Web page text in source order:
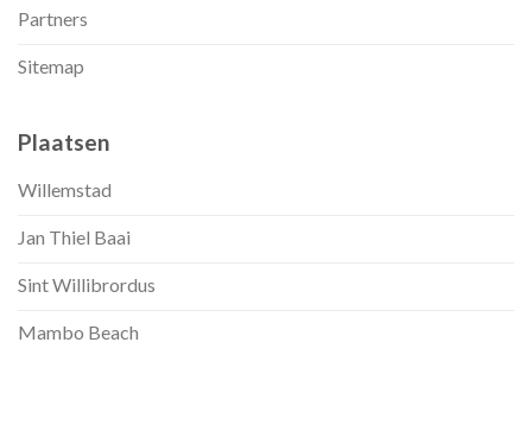
Partners
Sitemap
Plaatsen
Willemstad
Jan Thiel Baai
Sint Willibrordus
Mambo Beach